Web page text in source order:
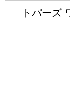
トパーズ